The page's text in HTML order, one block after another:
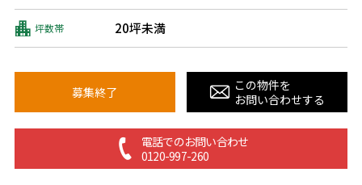
坪数帯 20坪未満
募集終了
この物件を
お問い合わせする
電話でのお問い合わせ
0120-997-260